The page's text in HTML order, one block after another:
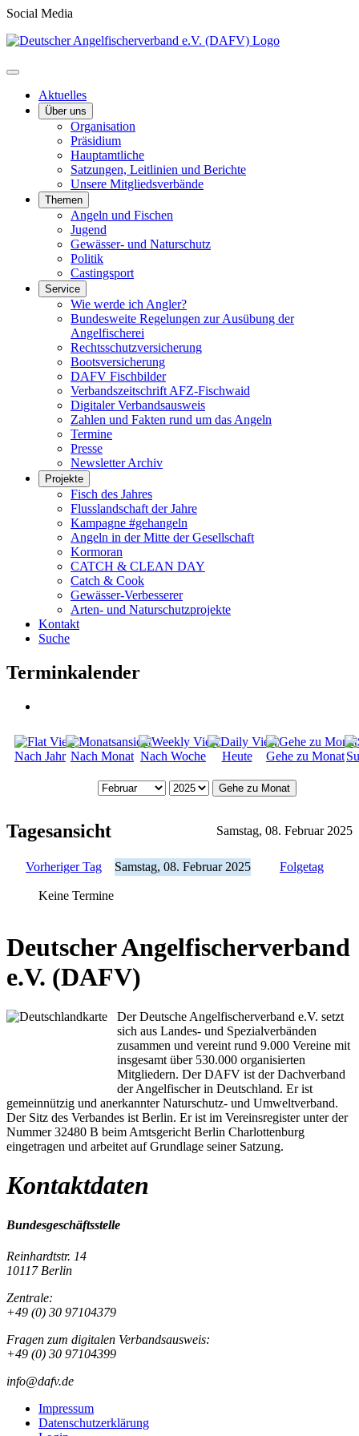
Social Media
Aktuelles
Über uns
Organisation
Präsidium
Hauptamtliche
Satzungen, Leitlinien und Berichte
Unsere Mitgliedsverbände
Themen
Angeln und Fischen
Jugend
Gewässer- und Naturschutz
Politik
Castingsport
Service
Wie werde ich Angler?
Bundesweite Regelungen zur Ausübung der
Angelfischerei
Rechtsschutzversicherung
Bootsversicherung
DAFV Fischbilder
Verbandszeitschrift AFZ-Fischwaid
Digitaler Verbandsausweis
Zahlen und Fakten rund um das Angeln
Termine
Presse
Newsletter Archiv
Projekte
Fisch des Jahres
Flusslandschaft der Jahre
Kampagne #gehangeln
Angeln in der Mitte der Gesellschaft
Kormoran
CATCH & CLEAN DAY
Catch & Cook
Gewässer-Verbesserer
Arten- und Naturschutzprojekte
Kontakt
Suche
Terminkalender
Nach Jahr Nach Monat Nach Woche Heute Gehe zu Monat
Gehe zu Monat
Tagesansicht Samstag, 08. Februar 2025
Vorheriger Tag Samstag, 08. Februar 2025 Folgetag
Keine Termine
Deutscher Angelfischerverband
e.V. (DAFV)
Der Deutsche Angelfischerverband e.V. setzt
sich aus Landes- und Spezialverbänden
zusammen und vereint rund 9.000 Vereine mit
insgesamt über 530.000 organisierten
Mitgliedern. Der DAFV ist der Dachverband
der Angelfischer in Deutschland. Er ist
gemeinnützig und anerkannter Naturschutz- und Umweltverband.
Der Sitz des Verbandes ist Berlin. Er ist im Vereinsregister unter der
Nummer 32480 B beim Amtsgericht Berlin Charlottenburg
eingetragen und arbeitet auf Grundlage seiner Satzung.
Kontaktdaten
Bundesgeschäftsstelle
Reinhardtstr. 14
10117 Berlin
Zentrale:
+49 (0) 30 97104379
Fragen zum digitalen Verbandsausweis:
+49 (0) 30 97104399
info@dafv.de
Impressum
Datenschutzerklärung